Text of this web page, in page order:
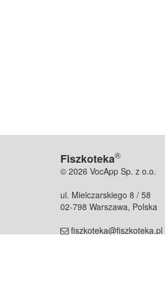
Fiszkoteka®
© 2026 VocApp Sp. z o.o.
ul. Mielczarskiego 8 / 58
02-798 Warszawa, Polska
fiszkoteka@fiszkoteka.pl